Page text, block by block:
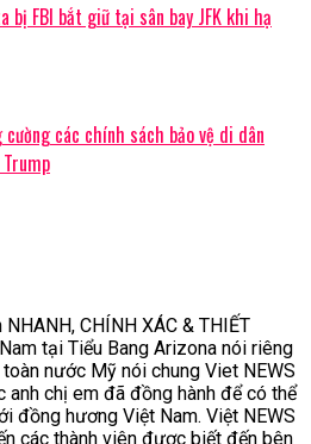
bị FBI bắt giữ tại sân bay JFK khi hạ
các chính sách bảo vệ di dân
CHÍNH XÁC & THIẾT
tại Tiểu Bang Arizona nói riêng
nước Mỹ nói chung Viet NEWS
anh chị em đã đồng hành để có thể
đồng hương Việt Nam. Việt NEWS
các thành viên được biết đến bên